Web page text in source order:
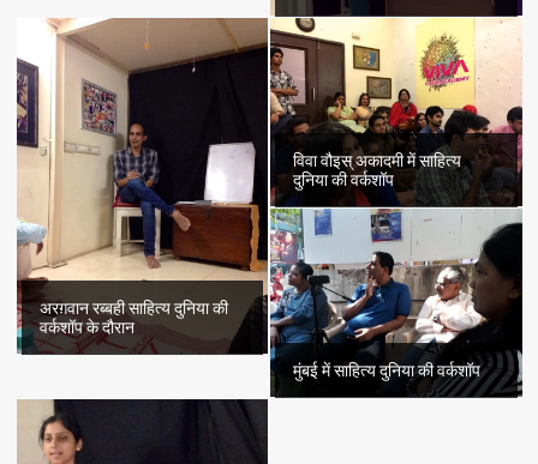
अरग़वान रब्बही साहित्य दुनिया की
वर्कशॉप के दौरान
विवा वौइस् अकादमी में साहित्य
दुनिया की वर्कशॉप
मुंबई में साहित्य दुनिया की वर्कशॉप